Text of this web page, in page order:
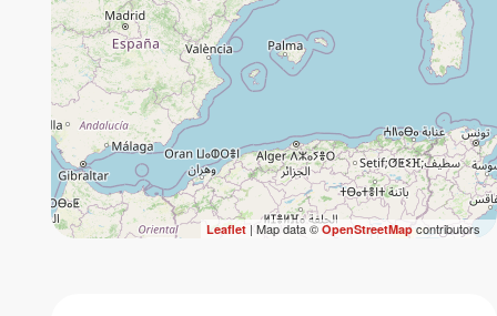
Leaflet| Map data ©OpenStreetMapcontributors